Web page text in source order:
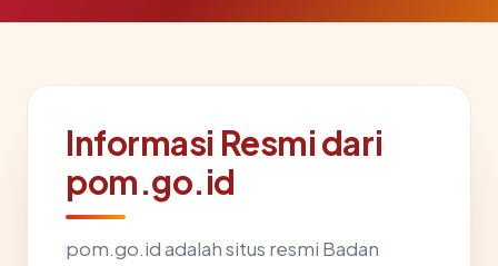
Informasi Resmi dari
pom.go.id
pom.go.id adalah situs resmi Badan